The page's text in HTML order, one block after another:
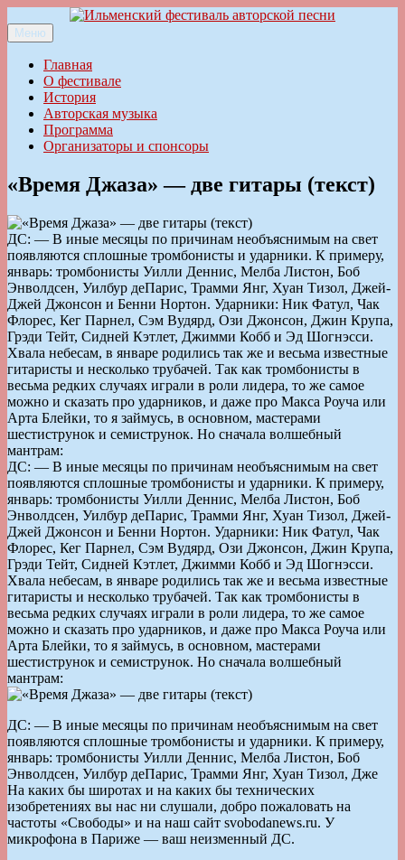
к
содержимому
Ильменский фестиваль авторской песни
Меню
Главная
О фестивале
История
Авторская музыка
Программа
Организаторы и спонсоры
«Время Джаза» — две гитары (текст)
ДС: — В иные месяцы по причинам необъяснимым на свет
появляются сплошные тромбонисты и ударники. К примеру,
январь: тромбонисты Уилли Деннис, Мелба Листон, Боб
Энволдсен, Уилбур деПарис, Трамми Янг, Хуан Тизол, Джей-
Джей Джонсон и Бенни Нортон. Ударники: Ник Фатул, Чак
Флорес, Кег Парнел, Сэм Вудярд, Ози Джонсон, Джин Крупа,
Грэди Тейт, Сидней Кэтлет, Джимми Кобб и Эд Шогнэсси.
Хвала небесам, в январе родились так же и весьма известные
гитаристы и несколько трубачей. Так как тромбонисты в
весьма редких случаях играли в роли лидера, то же самое
можно и сказать про ударников, и даже про Макса Роуча или
Арта Блейки, то я займусь, в основном, мастерами
шестиструнок и семиструнок. Но сначала волшебный
мантрам:
ДС: — В иные месяцы по причинам необъяснимым на свет
появляются сплошные тромбонисты и ударники. К примеру,
январь: тромбонисты Уилли Деннис, Мелба Листон, Боб
Энволдсен, Уилбур деПарис, Трамми Янг, Хуан Тизол, Джей-
Джей Джонсон и Бенни Нортон. Ударники: Ник Фатул, Чак
Флорес, Кег Парнел, Сэм Вудярд, Ози Джонсон, Джин Крупа,
Грэди Тейт, Сидней Кэтлет, Джимми Кобб и Эд Шогнэсси.
Хвала небесам, в январе родились так же и весьма известные
гитаристы и несколько трубачей. Так как тромбонисты в
весьма редких случаях играли в роли лидера, то же самое
можно и сказать про ударников, и даже про Макса Роуча или
Арта Блейки, то я займусь, в основном, мастерами
шестиструнок и семиструнок. Но сначала волшебный
мантрам:
ДС: — В иные месяцы по причинам необъяснимым на свет
появляются сплошные тромбонисты и ударники. К примеру,
январь: тромбонисты Уилли Деннис, Мелба Листон, Боб
Энволдсен, Уилбур деПарис, Трамми Янг, Хуан Тизол, Дже
На каких бы широтах и на каких бы технических
изобретениях вы нас ни слушали, добро пожаловать на
частоты «Свободы» и на наш сайт svobodanews.ru. У
микрофона в Париже — ваш неизменный ДС.